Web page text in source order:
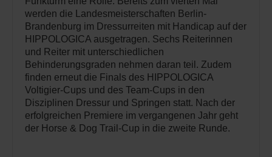
werden die Landesmeisterschaften Berlin-
Brandenburg im Dressurreiten mit Handicap auf der
HIPPOLOGICA ausgetragen. Sechs Reiterinnen
und Reiter mit unterschiedlichen
Behinderungsgraden nehmen daran teil. Zudem
finden erneut die Finals des HIPPOLOGICA
Voltigier-Cups und des Team-Cups in den
Disziplinen Dressur und Springen statt. Nach der
erfolgreichen Premiere im vergangenen Jahr geht
der Horse & Dog Trail-Cup in die zweite Runde.